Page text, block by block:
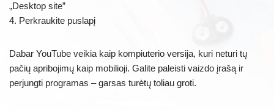
„Desktop site”
4. Perkraukite puslapį
Dabar YouTube veikia kaip kompiuterio versija, kuri neturi tų
pačių apribojimų kaip mobilioji. Galite paleisti vaizdo įrašą ir
perjungti programas – garsas turėtų toliau groti.